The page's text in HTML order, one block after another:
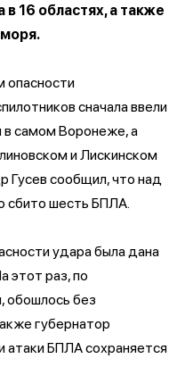
16 областях, а также
опасности
сначала ввели
в самом Воронеже, а
и Лискинском
Гусев сообщил, что над
сбито шесть БПЛА.
удара была дана
этот раз, по
обошлось без
губернатор
атаки БПЛА сохраняется